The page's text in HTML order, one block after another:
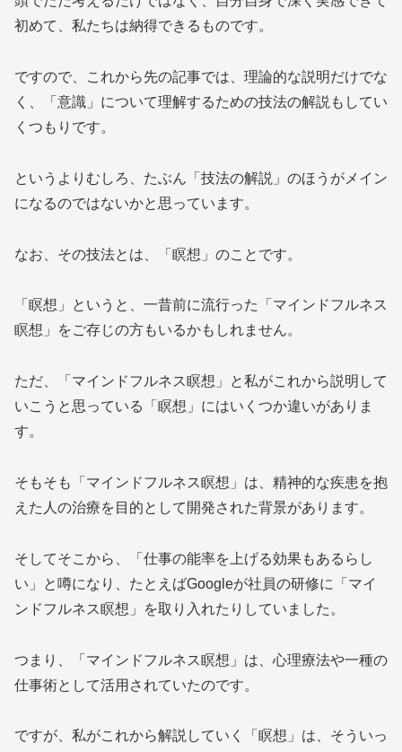
初めて、私たちは納得できるものです。
ですので、これから先の記事では、理論的な説明だけでな
く、「意識」について理解するための技法の解説もしてい
くつもりです。
というよりむしろ、たぶん「技法の解説」のほうがメイン
になるのではないかと思っています。
なお、その技法とは、「瞑想」のことです。
「瞑想」というと、一昔前に流行った「マインドフルネス
瞑想」をご存じの方もいるかもしれません。
ただ、「マインドフルネス瞑想」と私がこれから説明して
いこうと思っている「瞑想」にはいくつか違いがありま
す。
そもそも「マインドフルネス瞑想」は、精神的な疾患を抱
えた人の治療を目的として開発された背景があります。
そしてそこから、「仕事の能率を上げる効果もあるらし
い」と噂になり、たとえばGoogleが社員の研修に「マイ
ンドフルネス瞑想」を取り入れたりしていました。
つまり、「マインドフルネス瞑想」は、心理療法や一種の
仕事術として活用されていたのです。
ですが、私がこれから解説していく「瞑想」は、そういっ